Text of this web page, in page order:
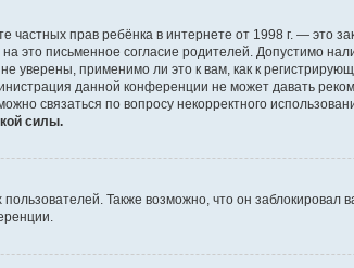
частных прав ребёнка в интернете от 1998 г. — это
письменное согласие родителей. Допустимо
применимо ли это к вам, как к
данной конференции не может давать
связаться по вопросу некорректного
силы.
Также возможно, что он